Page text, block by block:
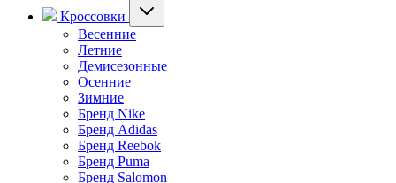
Кроссовки
Весенние
Летние
Демисезонные
Осенние
Зимние
Бренд Nike
Бренд Adidas
Бренд Reebok
Бренд Puma
Бренд Salomon